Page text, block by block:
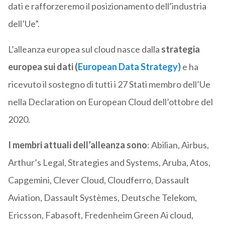
dati e rafforzeremo il posizionamento dell’industria
dell’Ue”.
L’alleanza europea sul cloud nasce dalla strategia
europea sui dati (European Data Strategy)e ha
ricevuto il sostegno di tutti i 27 Stati membro dell’Ue
nella Declaration on European Cloud dell’ottobre del
2020.
I membri attuali dell’alleanza sono: Abilian, Airbus,
Arthur’s Legal, Strategies and Systems, Aruba, Atos,
Capgemini, Clever Cloud, Cloudferro, Dassault
Aviation, Dassault Systèmes, Deutsche Telekom,
Ericsson, Fabasoft, Fredenheim Green Ai cloud,